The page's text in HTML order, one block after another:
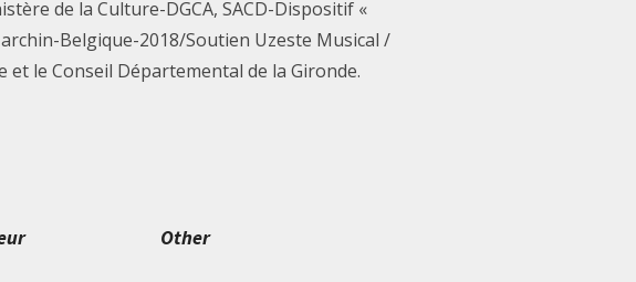
de la Culture-DGCA, SACD-Dispositif «
Belgique-2018/Soutien Uzeste Musical /
le Conseil Départemental de la Gironde.
Other